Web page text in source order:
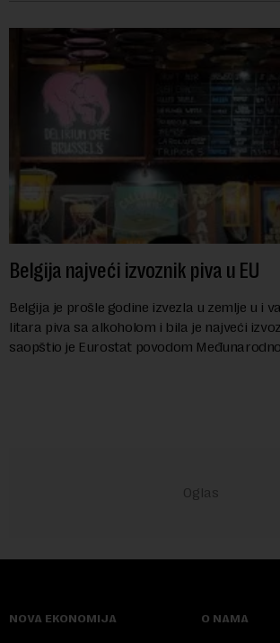
Belgija najveći izvoznik piva u EU
Belgija je prošle godine izvezla u zemlje u i
litara piva sa alkoholom i bila je najveći
saopštio je Eurostat povodom
NOVA EKONOMIJA O NAMA